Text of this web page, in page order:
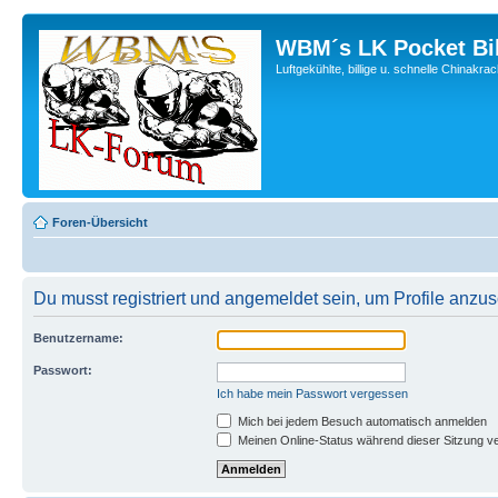
WBM´s LK Pocket
Luftgekühlte, billige u. schnelle
Foren-Übersicht
Du musst registriert und angemeldet sein, um Profile
Benutzername:
Passwort:
Ich habe mein Passwort vergessen
Mich bei jedem Besuch automatisch anmelden
Meinen Online-Status während dieser Sitzung